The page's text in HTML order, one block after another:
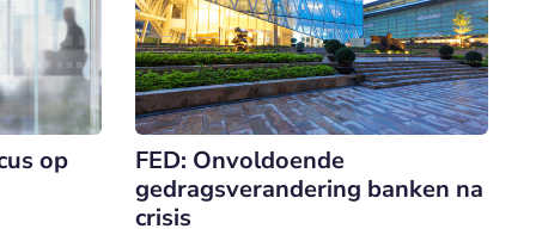
op
FED: Onvoldoende
gedragsverandering banken na
crisis